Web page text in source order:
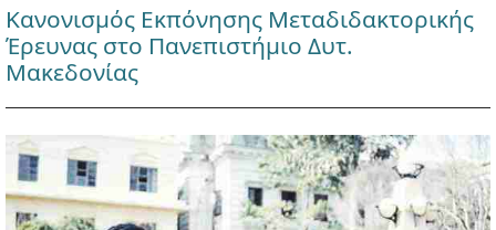
Κανονισμός Εκπόνησης Μεταδιδακτορικής
Έρευνας στο Πανεπιστήμιο Δυτ.
Μακεδονίας